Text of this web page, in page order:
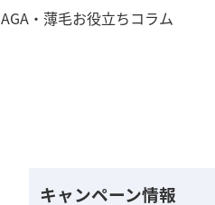
AGA・薄毛お役立ちコラム
キャンペーン情報